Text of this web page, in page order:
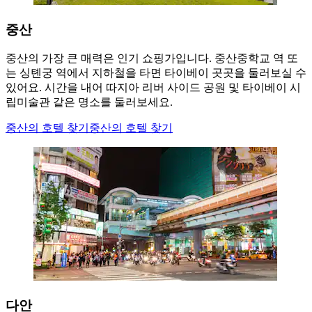
중산
중산의 가장 큰 매력은 인기 쇼핑가입니다. 중산중학교 역 또
는 싱톈궁 역에서 지하철을 타면 타이베이 곳곳을 둘러보실 수
있어요. 시간을 내어 따지아 리버 사이드 공원 및 타이베이 시
립미술관 같은 명소를 둘러보세요.
중산의 호텔 찾기 중산의 호텔 찾기
다안